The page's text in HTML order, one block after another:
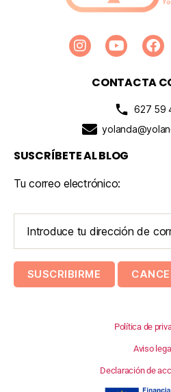
CONTACTA
627 59
SUSCRÍBETE AL BLOG
Tu correo electrónico:
Política de
Aviso legal
Declaración de